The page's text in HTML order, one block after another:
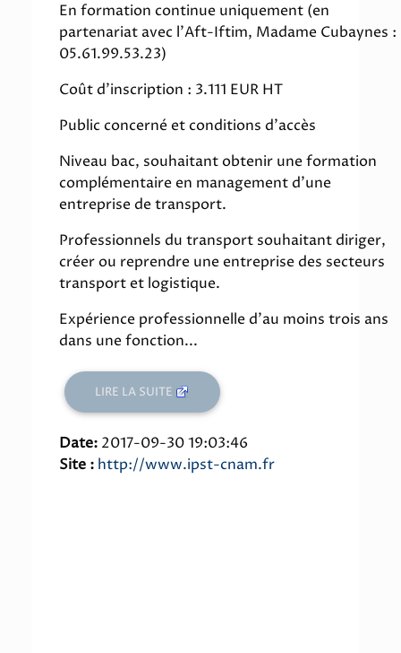
En formation continue uniquement (en
partenariat avec l'Aft-Iftim, Madame Cubaynes :
05.61.99.53.23)
Coût d'inscription : 3.111 EUR HT
Public concerné et conditions d'accès
Niveau bac, souhaitant obtenir une formation
complémentaire en management d'une
entreprise de transport.
Professionnels du transport souhaitant diriger,
créer ou reprendre une entreprise des secteurs
transport et logistique.
Expérience professionnelle d'au moins trois ans
dans une fonction...
LIRE LA SUITE
Date: 2017-09-30 19:03:46
Site : http://www.ipst-cnam.fr